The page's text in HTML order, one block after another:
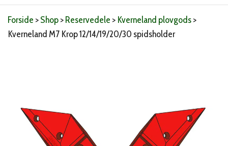
Forside >Shop>Reservedele > Kverneland plovgods>
Kverneland M7 Krop 12/14/19/20/30 spidsholder